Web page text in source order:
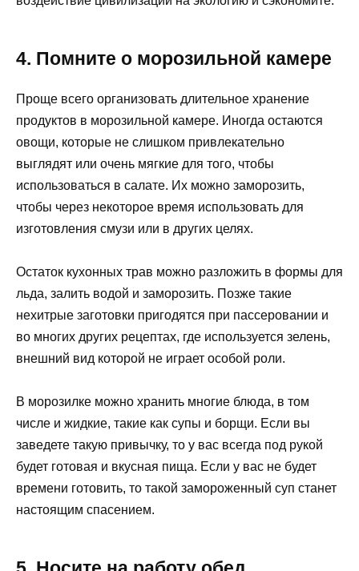
4. Помните о морозильной камере
Проще всего организовать длительное хранение
продуктов в морозильной камере. Иногда остаются
овощи, которые не слишком привлекательно
выглядят или очень мягкие для того, чтобы
использоваться в салате. Их можно заморозить,
чтобы через некоторое время использовать для
изготовления смузи или в других целях.
Остаток кухонных трав можно разложить в формы для
льда, залить водой и заморозить. Позже такие
нехитрые заготовки пригодятся при пассеровании и
во многих других рецептах, где используется зелень,
внешний вид которой не играет особой роли.
В морозилке можно хранить многие блюда, в том
числе и жидкие, такие как супы и борщи. Если вы
заведете такую привычку, то у вас всегда под рукой
будет готовая и вкусная пища. Если у вас не будет
времени готовить, то такой замороженный суп станет
настоящим спасением.